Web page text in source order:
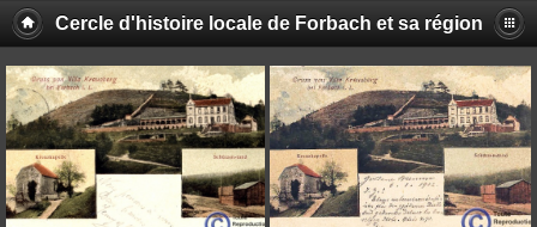
Cercle d'histoire locale de Forbach et sa région